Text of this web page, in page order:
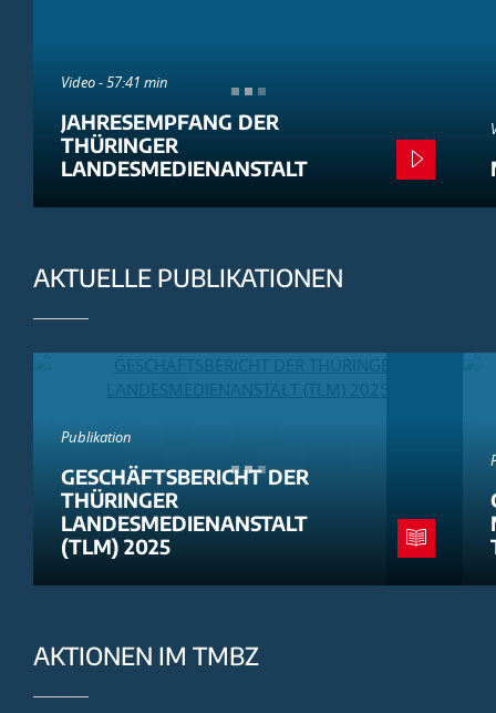
Video - 57:41 min
JAHRESEMPFANG DER
THÜRINGER
LANDESMEDIENANSTALT
AKTUELLE PUBLIKATIONEN
Publikation
GESCHÄFTSBERICHT DER
THÜRINGER
LANDESMEDIENANSTALT
(TLM) 2025
AKTIONEN IM TMBZ